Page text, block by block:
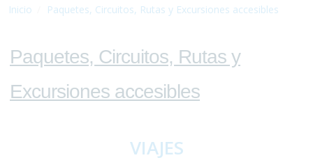
Inicio
Paquetes, Circuitos, Rutas y Excursiones accesibles
Paquetes, Circuitos, Rutas y
Excursiones accesibles
VIAJES